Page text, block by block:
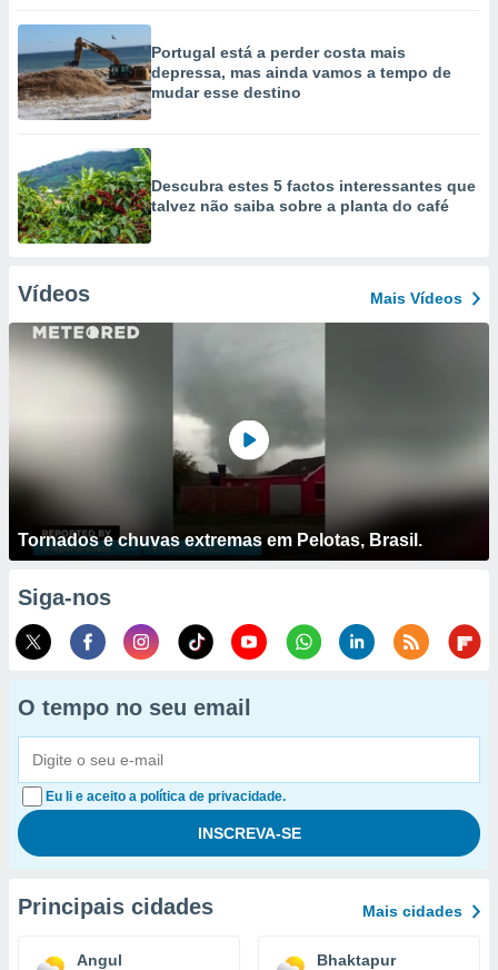
Portugal está a perder costa mais
depressa, mas ainda vamos a tempo de
mudar esse destino
Descubra estes 5 factos interessantes que
talvez não saiba sobre a planta do café
Vídeos Mais Vídeos
Tornados e chuvas extremas em Pelotas, Brasil.
Siga-nos
O tempo no seu email
Eu li e aceito a política de privacidade.
Principais cidades Mais cidades
Angul Bhaktapur